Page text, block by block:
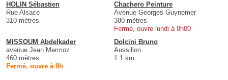
HOLIN Sébastien
Rue Alsace
310 mètres
Chachero Peinture
Avenue Georges Guynemer
380 mètres
Fermé, ouvre lundi à 8h00
MISSOUM Abdelkader
avenue Jean Mermoz
460 mètres
Fermé, ouvre à 8h
Dolcini Bruno
Aussillon
1.1 km